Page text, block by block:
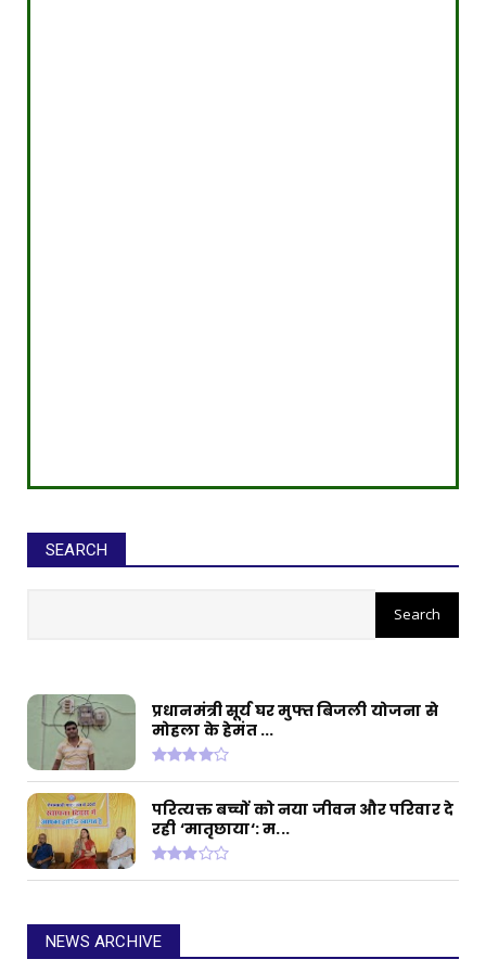
SEARCH
सीईओ ने घोटाले कर बनाई करोड़ों की
प्रधानमंत्री सूर्य घर मुफ्त बिजली योजना से
मोहला के हेमंत ...
परित्यक्त बच्चों को नया जीवन और परिवार दे
रही ‘मातृछाया‘: म...
NEWS ARCHIVE